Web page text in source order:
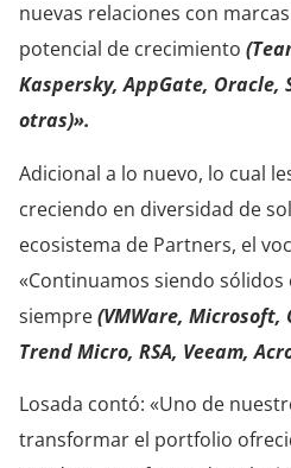
nuevas relaciones con
potencial de crecimiento
Kaspersky, AppGate, Oracle,
otras)».
Adicional a lo nuevo, lo cual
creciendo en diversidad de
ecosistema de Partners, el
«Continuamos siendo
siempre(VMWare, Microsoft,
Trend Micro, RSA, Veeam,
Losada contó: «Uno de
transformar el portfolio